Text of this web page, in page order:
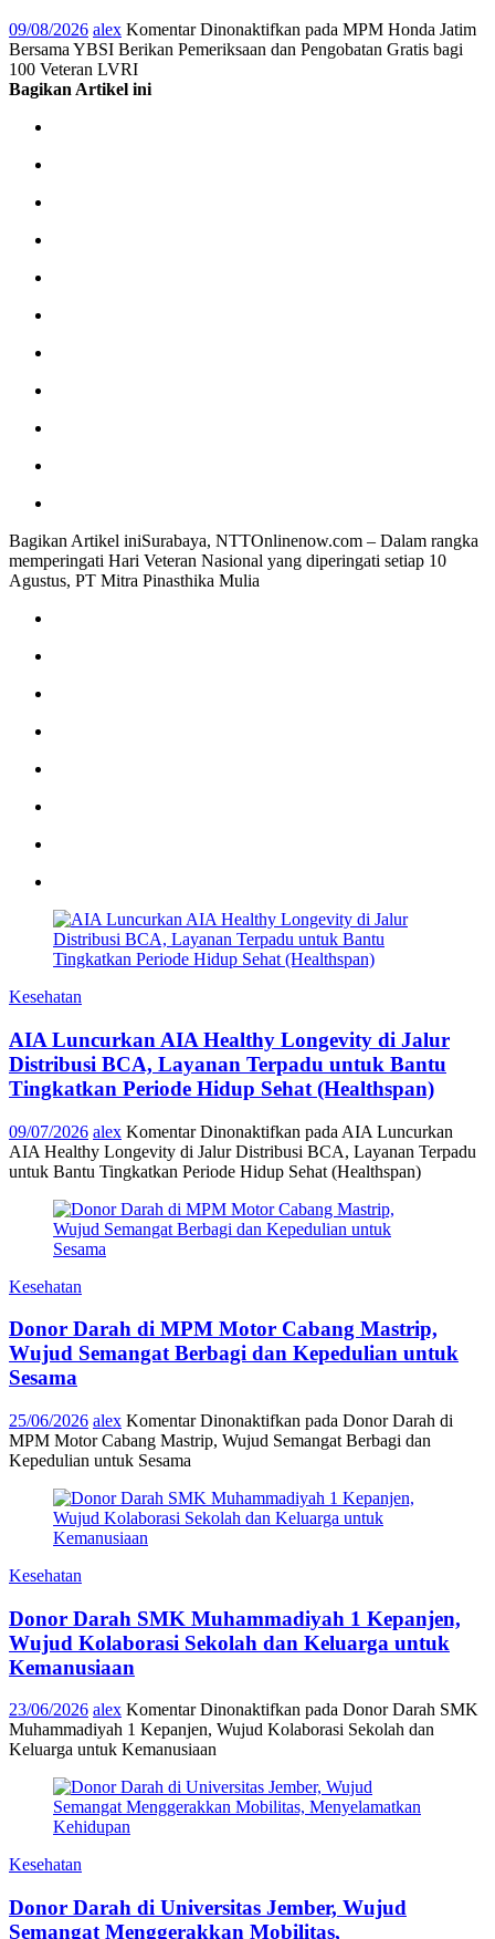
09/08/2026 alex Komentar Dinonaktifkan pada MPM Honda Jatim
Bersama YBSI Berikan Pemeriksaan dan Pengobatan Gratis bagi
100 Veteran LVRI
Bagikan Artikel ini
Bagikan Artikel iniSurabaya, NTTOnlinenow.com – Dalam rangka
memperingati Hari Veteran Nasional yang diperingati setiap 10
Agustus, PT Mitra Pinasthika Mulia
Kesehatan
AIA Luncurkan AIA Healthy Longevity di Jalur
Distribusi BCA, Layanan Terpadu untuk Bantu
Tingkatkan Periode Hidup Sehat (Healthspan)
09/07/2026 alex Komentar Dinonaktifkan pada AIA Luncurkan
AIA Healthy Longevity di Jalur Distribusi BCA, Layanan Terpadu
untuk Bantu Tingkatkan Periode Hidup Sehat (Healthspan)
Kesehatan
Donor Darah di MPM Motor Cabang Mastrip,
Wujud Semangat Berbagi dan Kepedulian untuk
Sesama
25/06/2026 alex Komentar Dinonaktifkan pada Donor Darah di
MPM Motor Cabang Mastrip, Wujud Semangat Berbagi dan
Kepedulian untuk Sesama
Kesehatan
Donor Darah SMK Muhammadiyah 1 Kepanjen,
Wujud Kolaborasi Sekolah dan Keluarga untuk
Kemanusiaan
23/06/2026 alex Komentar Dinonaktifkan pada Donor Darah SMK
Muhammadiyah 1 Kepanjen, Wujud Kolaborasi Sekolah dan
Keluarga untuk Kemanusiaan
Kesehatan
Donor Darah di Universitas Jember, Wujud
Semangat Menggerakkan Mobilitas,